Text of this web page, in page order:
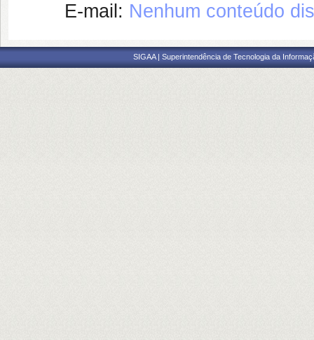
E-mail: Nenhum conteúdo
SIGAA | Superintendência de Tecnologia da